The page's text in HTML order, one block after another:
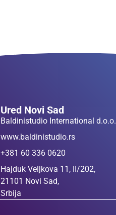
Ured Novi Sad
Baldinistudio International d.o.o.
www.baldinistudio.rs
+381 60 336 0620
Hajduk Veljkova 11, II/202,
21101 Novi Sad,
Srbija